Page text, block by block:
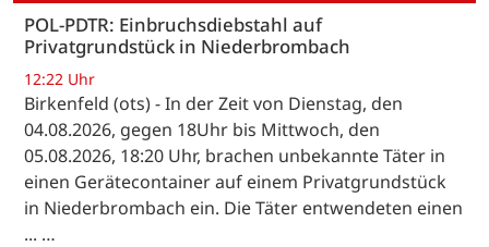
POL-PDTR: Einbruchsdiebstahl auf
Privatgrundstück in Niederbrombach
12:22 Uhr
Birkenfeld (ots) - In der Zeit von Dienstag, den
04.08.2026, gegen 18Uhr bis Mittwoch, den
05.08.2026, 18:20 Uhr, brachen unbekannte Täter in
einen Gerätecontainer auf einem Privatgrundstück
in Niederbrombach ein. Die Täter entwendeten einen
... …